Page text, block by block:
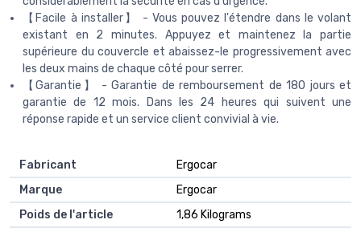
【Facile à installer】 - Vous pouvez l'étendre dans le volant
existant en 2 minutes. Appuyez et maintenez la partie
supérieure du couvercle et abaissez-le progressivement avec
les deux mains de chaque côté pour serrer.
【Garantie】 - Garantie de remboursement de 180 jours et
garantie de 12 mois. Dans les 24 heures qui suivent une
réponse rapide et un service client convivial à vie.
Fabricant
‎Ergocar
Marque
‎Ergocar
Poids de l'article
‎1,86 Kilograms